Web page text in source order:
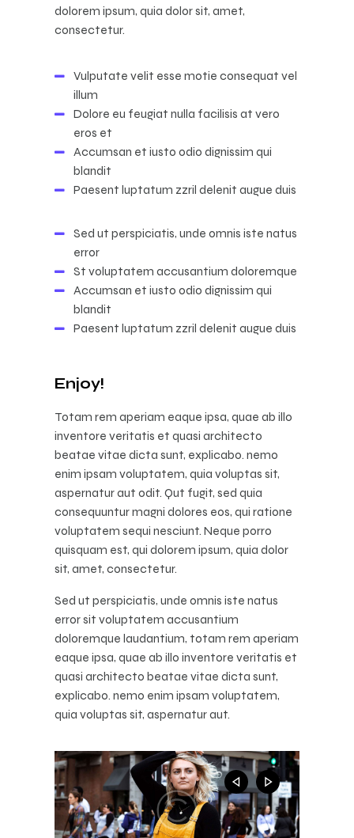
dolorem ipsum, quia dolor sit, amet,
consectetur.
Vulputate velit esse motie consequat vel
illum
Dolore eu feugiat nulla facilisis at vero
eros et
Accumsan et iusto odio dignissim qui
blandit
Paesent luptatum zzril delenit augue duis
Sed ut perspiciatis, unde omnis iste natus
error
St voluptatem accusantium doloremque
Accumsan et iusto odio dignissim qui
blandit
Paesent luptatum zzril delenit augue duis
Enjoy!
Totam rem aperiam eaque ipsa, quae ab illo
inventore veritatis et quasi architecto
beatae vitae dicta sunt, explicabo. nemo
enim ipsam voluptatem, quia voluptas sit,
aspernatur aut odit. Qut fugit, sed quia
consequuntur magni dolores eos, qui ratione
voluptatem sequi nesciunt. Neque porro
quisquam est, qui dolorem ipsum, quia dolor
sit, amet, consectetur.
Sed ut perspiciatis, unde omnis iste natus
error sit voluptatem accusantium
doloremque laudantium, totam rem aperiam
eaque ipsa, quae ab illo inventore veritatis et
quasi architecto beatae vitae dicta sunt,
explicabo. nemo enim ipsam voluptatem,
quia voluptas sit, aspernatur aut.